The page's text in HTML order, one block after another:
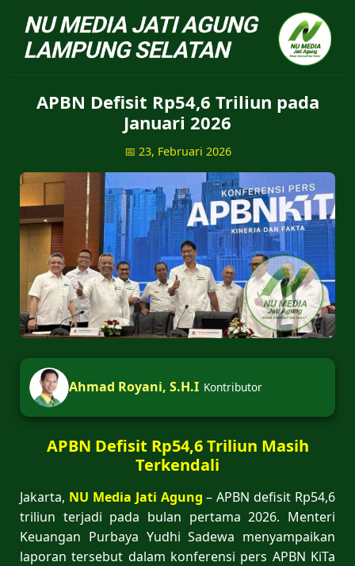
NU Jatiagung - Situs
APBN Defisit Rp54,6 Triliun pada
Januari 2026
📅 23, Februari 2026
Ahmad Royani, S.H.I Kontributor
APBN Defisit Rp54,6 Triliun Masih
Terkendali
Jakarta, NU Media Jati Agung – APBN defisit Rp54,6
triliun terjadi pada bulan pertama 2026. Menteri
Keuangan Purbaya Yudhi Sadewa menyampaikan
laporan tersebut dalam konferensi pers APBN KiTa